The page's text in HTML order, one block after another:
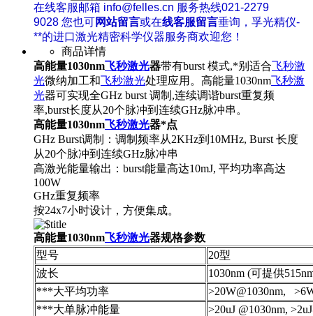
在线客服邮箱 info@felles.cn 服务热线021-2279
9028 您也可网站留言或在线客服留言垂询，孚光精仪-
**的进口激光精密科学仪器服务商欢迎您！
商品详情
高能量1030nm飞秒激光器带有burst 模式,*别适合飞秒激
光微纳加工和飞秒激光处理应用。高能量1030nm飞秒激
光器可实现全GHz burst 调制,连续调谐burst重复频
率,burst长度从20个脉冲到连续GHz脉冲串。
高能量1030nm飞秒激光器*点
GHz Burst调制：调制频率从2KHz到10MHz, Burst 长度
从20个脉冲到连续GHz脉冲串
高激光能量输出：burst能量高达10mJ, 平均功率高达
100W
GHz重复频率
按24x7小时设计，方便集成。
高能量1030nm飞秒激光器规格参数
型号
20型
波长
1030nm (可提供
***大平均功率
>20W@1030nm,
***大单脉冲能量
>20uJ @1030nm,